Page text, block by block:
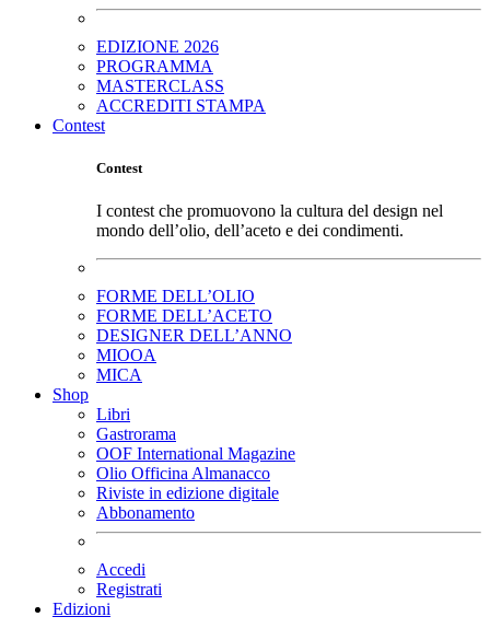
EDIZIONE 2026
PROGRAMMA
MASTERCLASS
ACCREDITI STAMPA
Contest
Contest
I contest che promuovono la cultura del design nel
mondo dell’olio, dell’aceto e dei condimenti.
FORME DELL’OLIO
FORME DELL’ACETO
DESIGNER DELL’ANNO
MIOOA
MICA
Shop
Libri
Gastrorama
OOF International Magazine
Olio Officina Almanacco
Riviste in edizione digitale
Abbonamento
Accedi
Registrati
Edizioni